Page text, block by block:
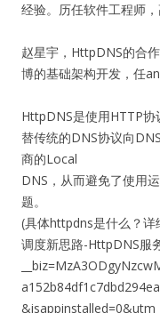
经验。历任软件工程师
赵星宇，HttpDNS的合
博的基础架构开发，任
HttpDNS是使用HTTP
替传统的DNS协议向
商的Local
DNS，从而避免了使用
题。
(具体httpdns是什么？
调度新思路-HttpDNS服